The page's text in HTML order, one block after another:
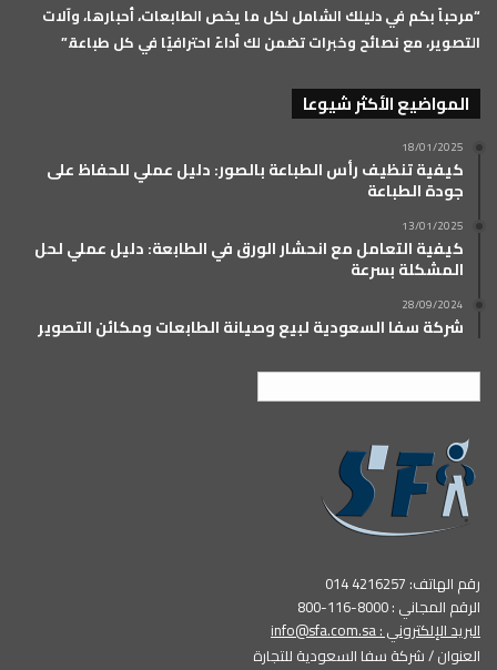
“مرحباً بكم في دليلك الشامل لكل ما يخص الطابعات، أحبارها، وآلات
التصوير، مع نصائح وخبرات تضمن لك أداءً احترافيًا في كل طباعة.”
المواضيع الأكثر شيوعا
18/01/2025
كيفية تنظيف رأس الطباعة بالصور: دليل عملي للحفاظ على
جودة الطباعة
13/01/2025
كيفية التعامل مع انحشار الورق في الطابعة: دليل عملي لحل
المشكلة بسرعة
28/09/2024
شركة سفا السعودية لبيع وصيانة الطابعات ومكائن التصوير
رقم الهاتف: 4216257 014
الرقم المجاني : 8000-116-800
البريد الإلكتروني :info@sfa.com.sa
العنوان / شركة سفا السعودية للتجارة